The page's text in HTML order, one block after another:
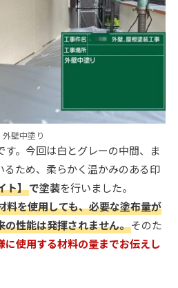
外壁中塗り
す。今回は白とグレーの中間、ま
るため、柔らかく温かみのある印
ト】で塗装を行いました。
料を使用しても、必要な塗布量が
の性能は発揮されません。そのた
に使用する材料の量までお伝えし